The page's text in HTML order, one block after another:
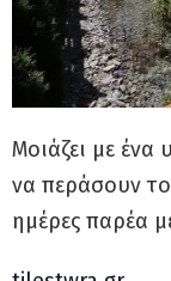
Μοιάζει με ένα
να περάσουν το
ημέρες παρέα